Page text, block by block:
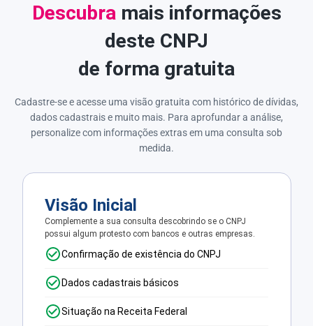
Descubramais informações
deste CNPJ
de forma gratuita
Cadastre-se e acesse uma visão gratuita com histórico de dívidas,
dados cadastrais e muito mais. Para aprofundar a análise,
personalize com informações extras em uma consulta sob
medida.
Visão Inicial
Complemente a sua consulta descobrindo se o CNPJ
possui algum protesto com bancos e outras empresas.
Confirmação de existência do CNPJ
Dados cadastrais básicos
Situação na Receita Federal